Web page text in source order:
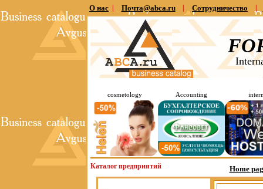
О нас Почта@abca.ru Сотрудничество
cosmetology Accounting
Каталог предприятий Home